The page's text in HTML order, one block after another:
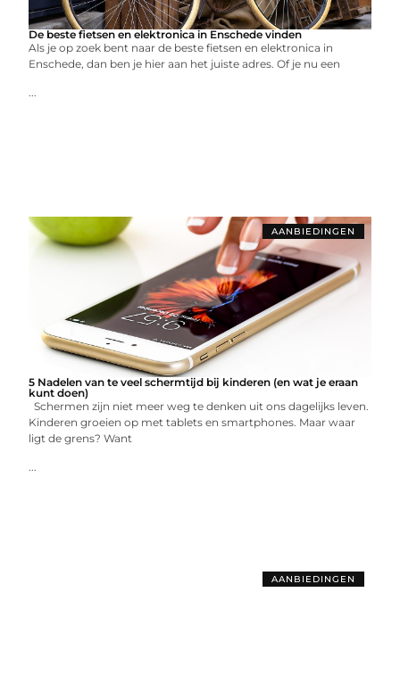
De beste fietsen en elektronica in Enschede vinden
Als je op zoek bent naar de beste fietsen en elektronica in
Enschede, dan ben je hier aan het juiste adres. Of je nu een
...
AANBIEDINGEN
5 Nadelen van te veel schermtijd bij kinderen (en wat je eraan
kunt doen)
Schermen zijn niet meer weg te denken uit ons dagelijks leven.
Kinderen groeien op met tablets en smartphones. Maar waar
ligt de grens? Want
...
AANBIEDINGEN